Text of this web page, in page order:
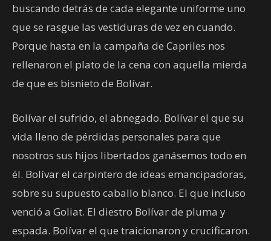
buscando detrás de cada elegante uniforme uno
que se rasgue las vestiduras de vez en cuando.
Porque hasta en la campaña de Capriles nos
rellenaron el plato de la cena con aquella mierda
de que es bisnieto de Bolívar.
Bolívar el sufrido, el abnegado. Bolívar el que su
vida lleno de pérdidas personales para que
nosotros sus hijos libertados ganásemos todo en
él. Bolívar el carpintero de ideas emancipadoras,
sobre su supuesto caballo blanco. El que incluso
venció a Goliat. El diestro Bolívar de pluma y
espada. Bolívar el que traicionaron y crucificaron.